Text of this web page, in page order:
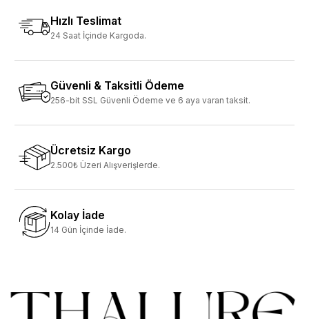
Hızlı Teslimat
24 Saat İçinde Kargoda.
Güvenli & Taksitli Ödeme
256-bit SSL Güvenli Ödeme ve 6 aya varan taksit.
Ücretsiz Kargo
2.500₺ Üzeri Alışverişlerde.
Kolay İade
14 Gün İçinde İade.